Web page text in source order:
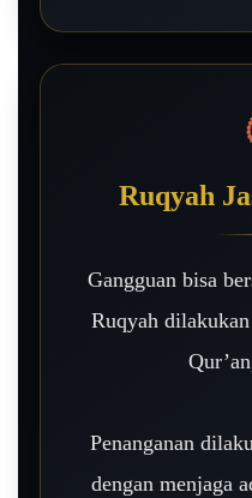
Ruqyah
Gangguan bisa
Ruqyah
Penanganan
dengan menjaga